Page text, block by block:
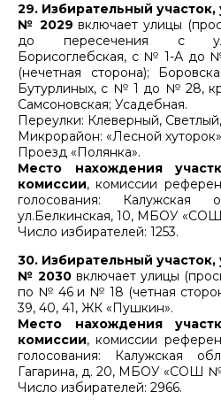
29. Избирательный
№ 2029 включает улицы
до пересечения с
Борисоглебская, с № 1-А до
(нечетная сторона);
Бутурлиных, с № 1 до № 28,
Самсоновская; Усадебная.
Переулки: Клеверный,
Микрорайон: «Лесной
Проезд «Полянка».
Место нахождения
комиссии, комиссии
голосования: Калужская
ул.Белкинская, 10, МБОУ
Число избирателей: 1253.
30. Избирательный
№ 2030включает улицы
по № 46 и № 18 (четная
39, 40, 41, ЖК «Пушкин».
Место нахождения
комиссии, комиссии
голосования: Калужская
Гагарина, д. 20, МБОУ «СОШ №
Число избирателей: 2966.